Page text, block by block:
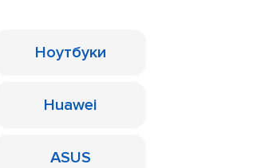
Ноутбуки
Huawei
ASUS